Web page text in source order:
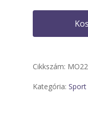
Cikkszám:
Kategória: